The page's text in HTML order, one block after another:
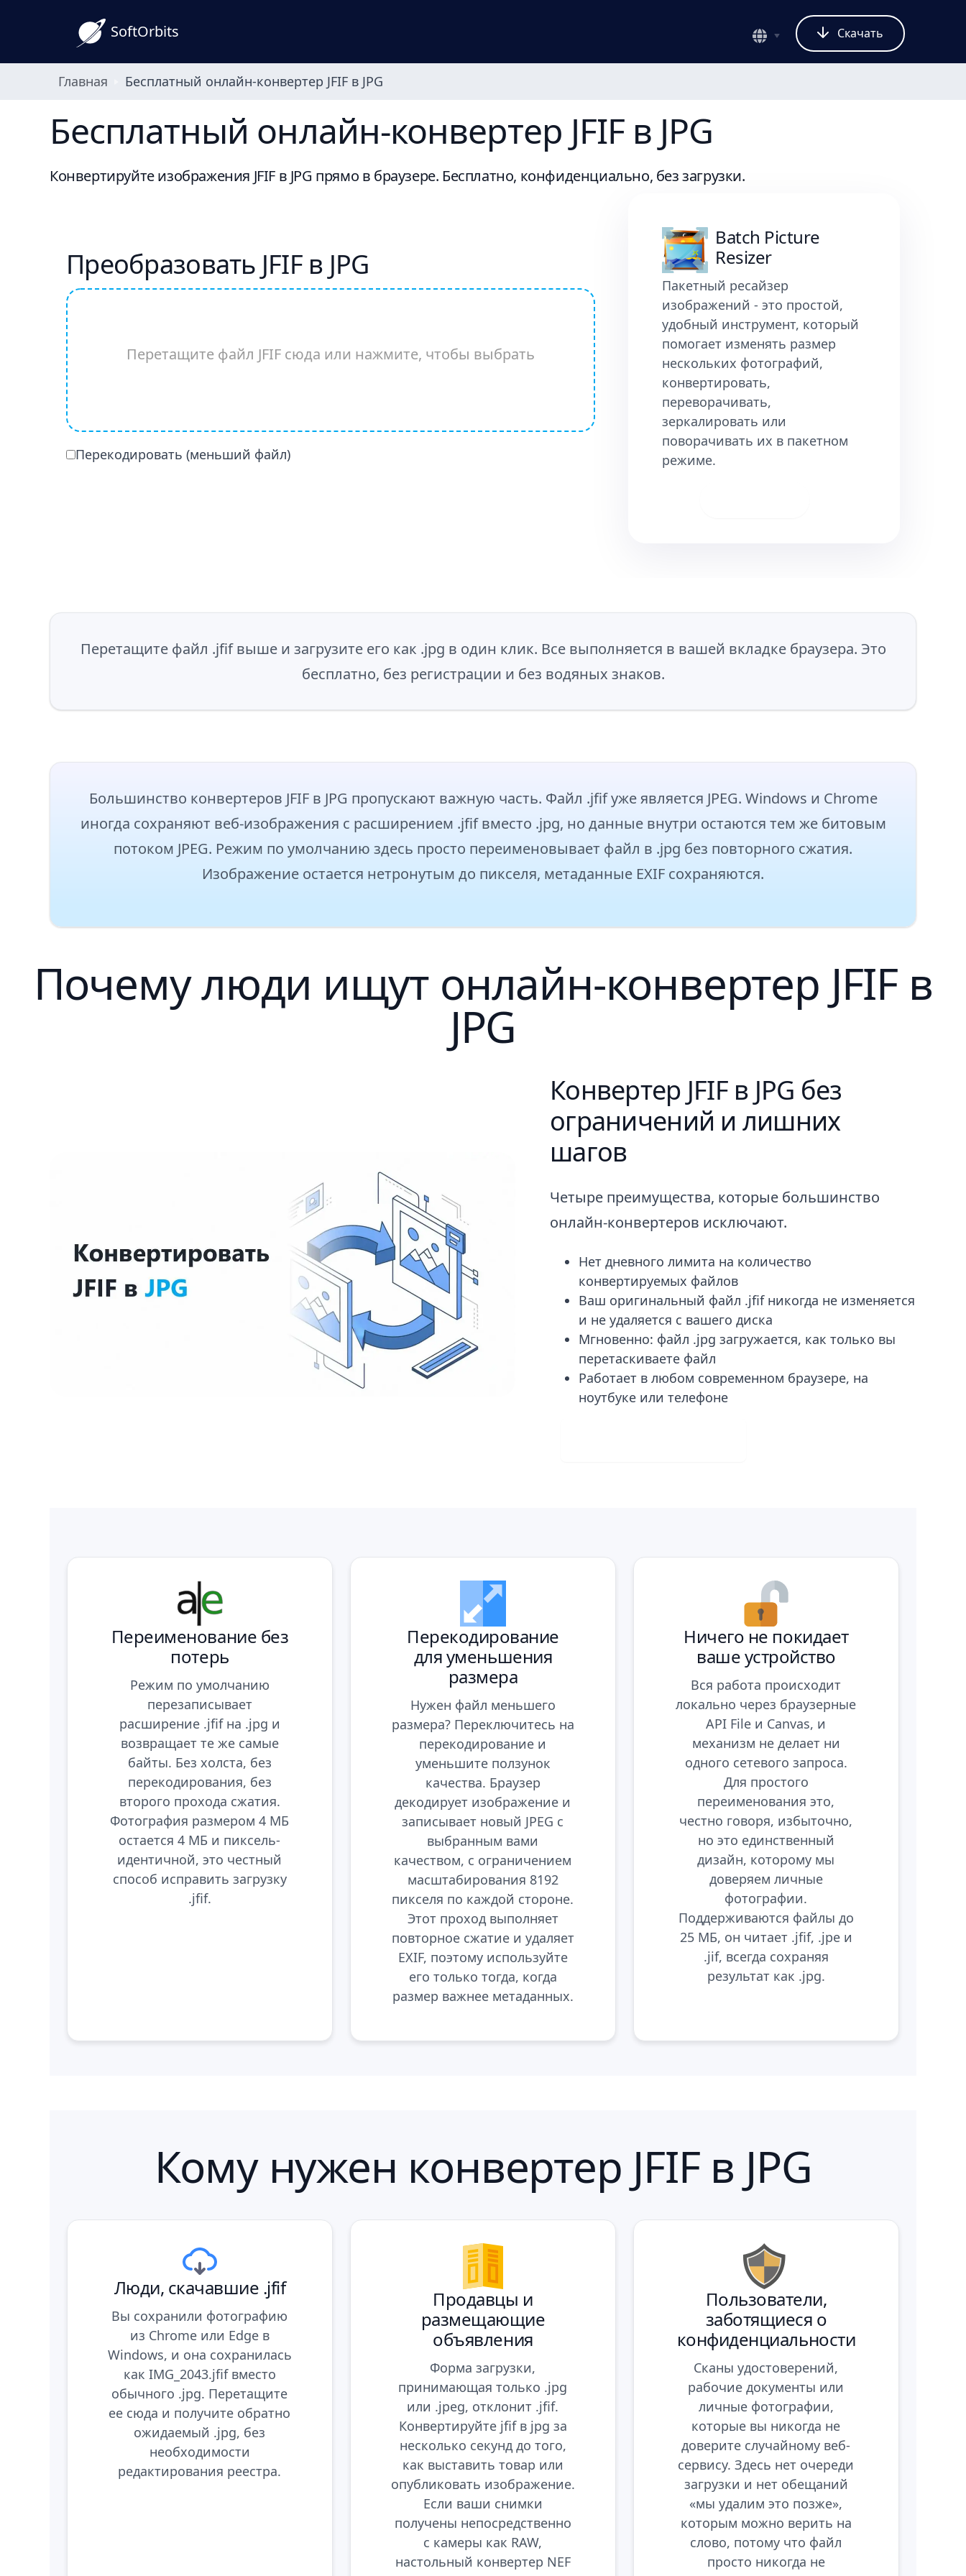
SoftOrbits Скачать
Главная Бесплатный онлайн-конвертер JFIF в JPG
Бесплатный онлайн-конвертер JFIF в JPG
Конвертируйте изображения JFIF в JPG прямо в браузере. Бесплатно, конфиденциально, без загрузки.
Преобразовать JFIF в JPG
Перетащите файл JFIF сюда или нажмите, чтобы выбрать
Перекодировать (меньший файл)
Batch Picture
Resizer
Пакетный ресайзер
изображений - это простой,
удобный инструмент, который
помогает изменять размер
нескольких фотографий,
конвертировать,
переворачивать,
зеркалировать или
поворачивать их в пакетном
режиме.
Перетащите файл .jfif выше и загрузите его как .jpg в один клик. Все выполняется в вашей вкладке браузера. Это
бесплатно, без регистрации и без водяных знаков.
Большинство конвертеров JFIF в JPG пропускают важную часть. Файл .jfif уже является JPEG. Windows и Chrome
иногда сохраняют веб-изображения с расширением .jfif вместо .jpg, но данные внутри остаются тем же битовым
потоком JPEG. Режим по умолчанию здесь просто переименовывает файл в .jpg без повторного сжатия.
Изображение остается нетронутым до пикселя, метаданные EXIF сохраняются.
Почему люди ищут онлайн-конвертер JFIF в
JPG
Конвертер JFIF в JPG без
ограничений и лишних
шагов
Четыре преимущества, которые большинство
онлайн-конвертеров исключают.
Нет дневного лимита на количество
конвертируемых файлов
Ваш оригинальный файл .jfif никогда не изменяется
и не удаляется с вашего диска
Мгновенно: файл .jpg загружается, как только вы
перетаскиваете файл
Работает в любом современном браузере, на
ноутбуке или телефоне
Переименование без
потерь
Режим по умолчанию
перезаписывает
расширение .jfif на .jpg и
возвращает те же самые
байты. Без холста, без
перекодирования, без
второго прохода сжатия.
Фотография размером 4 МБ
остается 4 МБ и пиксель-
идентичной, это честный
способ исправить загрузку
.jfif.
Перекодирование
для уменьшения
размера
Нужен файл меньшего
размера? Переключитесь на
перекодирование и
уменьшите ползунок
качества. Браузер
декодирует изображение и
записывает новый JPEG с
выбранным вами
качеством, с ограничением
масштабирования 8192
пикселя по каждой стороне.
Этот проход выполняет
повторное сжатие и удаляет
EXIF, поэтому используйте
его только тогда, когда
размер важнее метаданных.
Ничего не покидает
ваше устройство
Вся работа происходит
локально через браузерные
API File и Canvas, и
механизм не делает ни
одного сетевого запроса.
Для простого
переименования это,
честно говоря, избыточно,
но это единственный
дизайн, которому мы
доверяем личные
фотографии.
Поддерживаются файлы до
25 МБ, он читает .jfif, .jpe и
.jif, всегда сохраняя
результат как .jpg.
Кому нужен конвертер JFIF в JPG
Люди, скачавшие .jfif
Вы сохранили фотографию
из Chrome или Edge в
Windows, и она сохранилась
как IMG_2043.jfif вместо
обычного .jpg. Перетащите
ее сюда и получите обратно
ожидаемый .jpg, без
необходимости
редактирования реестра.
Продавцы и
размещающие
объявления
Форма загрузки,
принимающая только .jpg
или .jpeg, отклонит .jfif.
Конвертируйте jfif в jpg за
несколько секунд до того,
как выставить товар или
опубликовать изображение.
Если ваши снимки
получены непосредственно
с камеры как RAW,
настольный конвертер NEF
Пользователи,
заботящиеся о
конфиденциальности
Сканы удостоверений,
рабочие документы или
личные фотографии,
которые вы никогда не
доверите случайному веб-
сервису. Здесь нет очереди
загрузки и нет обещаний
«мы удалим это позже»,
которым можно верить на
слово, потому что файл
просто никогда не